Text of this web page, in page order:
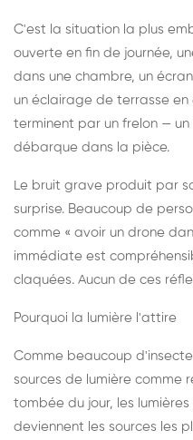
C'est la situation la plus
ouverte en fin de journée,
dans une chambre, un
un éclairage de terrasse
terminent par un frelon —
débarque dans la pièce.
Le bruit grave produit par
surprise. Beaucoup de
comme « avoir un drone
immédiate est
claquées. Aucun de ces
Pourquoi la lumière l'attire
Comme beaucoup
sources de lumière comme
tombée du jour, les
deviennent les sources les